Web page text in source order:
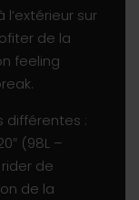
sur
de la
feeling
différentes :
(98L –
de
de la